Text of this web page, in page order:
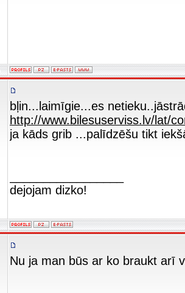
bļin...laimīgie...es
http://www.bilesuserviss.lv/lat/
ja kāds grib ...palīdzēšu tikt
dejojam dizko!
Nu ja man būs ar ko braukt arī